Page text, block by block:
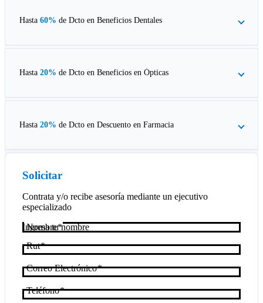
Hasta 60% de Dcto en Beneficios Dentales
Hasta 20% de Dcto en Beneficios en Ópticas
Hasta 20% de Dcto en Descuento en Farmacia
Solicitar
Contrata y/o recibe asesoría mediante un ejecutivo
especializado
Nombre
Rut
Correo Electrónico
Teléfono